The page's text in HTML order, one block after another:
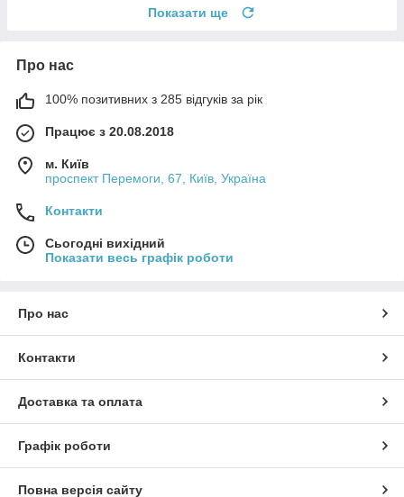
Показати ще
Про нас
100% позитивних з 285 відгуків за рік
Працює з 20.08.2018
м. Київ
проспект Перемоги, 67, Київ, Україна
Контакти
Сьогодні вихідний
Показати весь графік роботи
Про нас
Контакти
Доставка та оплата
Графік роботи
Повна версія сайту